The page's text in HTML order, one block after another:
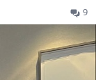
9